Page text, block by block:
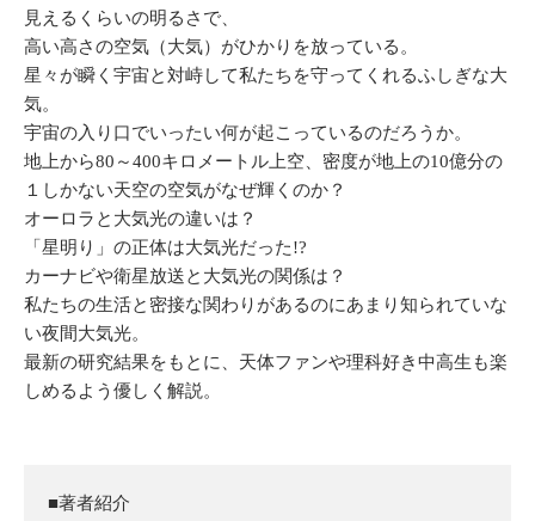
見えるくらいの明るさで、
高い高さの空気（大気）がひかりを放っている。
星々が瞬く宇宙と対峙して私たちを守ってくれるふしぎな大
気。
宇宙の入り口でいったい何が起こっているのだろうか。
地上から80～400キロメートル上空、密度が地上の10億分の
１しかない天空の空気がなぜ輝くのか？
オーロラと大気光の違いは？
「星明り」の正体は大気光だった!?
カーナビや衛星放送と大気光の関係は？
私たちの生活と密接な関わりがあるのにあまり知られていな
い夜間大気光。
最新の研究結果をもとに、天体ファンや理科好き中高生も楽
しめるよう優しく解説。
■著者紹介